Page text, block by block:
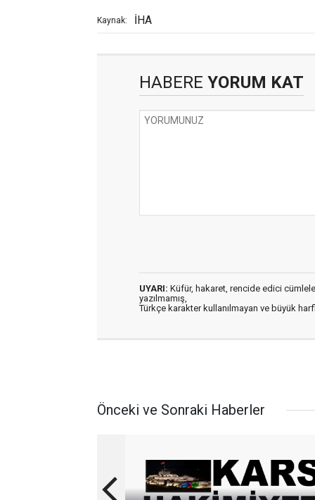
Kaynak: İHA
HABERE YORUM KAT
UYARI: Küfür, hakaret, rencide edici
yazılmamış,
Türkçe karakter kullanılmayan ve büyük
Önceki ve Sonraki Haberler